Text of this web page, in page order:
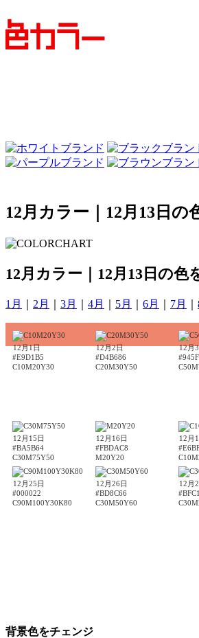
12月カラー｜12月13日
12月カラー｜12月13日の色
1月 2月 3月 4月 5月 6月 7月
12月1日
#E9D1B5
C10M20Y30
12月2日
#D4B686
C20M30Y50
12月
12月15日
#BA5B64
C30M75Y50
12月16日
#FBDAC8
M20Y20
12月
12月25日
#000022
C90M100Y30K80
12月26日
#BD8C66
C30M50Y60
12月
背景色をチェンジ